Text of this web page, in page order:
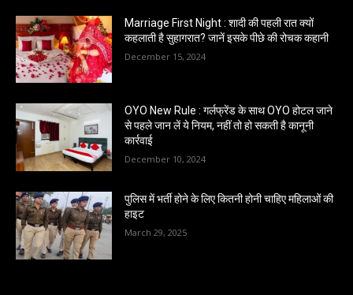
Marriage First Night : शादी की पहली रात क्यों
कहलाती है सुहागरात? जानें इसके पीछे की रोचक कहानी
December 15, 2024
OYO New Rule : गर्लफ्रेंड के साथ OYO होटल जाने
से पहले जान लें ये नियम, नहीं तो हो सकती है कानूनी
कार्रवाई
December 10, 2024
पुलिस में भर्ती होने के लिए कितनी होनी चाहिए महिलाओं की
हाइट
March 29, 2025